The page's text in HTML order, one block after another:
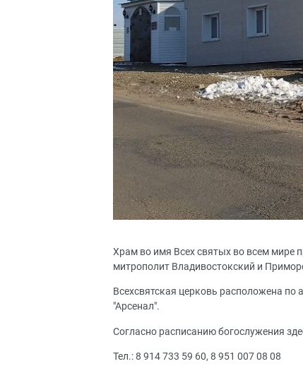
Храм во имя Всех святых во всем мире
митрополит Владивостокский и
Всехсвятская церковь расположена по
"Арсенал".
Согласно расписанию богослужения
Тел.: 8 914 733 59 60, 8 951 007 08 08